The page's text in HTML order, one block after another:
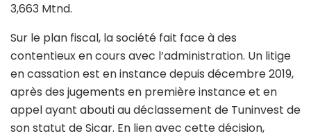
3,663 Mtnd.
Sur le plan fiscal, la société fait face à des
contentieux en cours avec l’administration. Un litige
en cassation est en instance depuis décembre 2019,
après des jugements en première instance et en
appel ayant abouti au déclassement de Tuninvest de
son statut de Sicar. En lien avec cette décision,